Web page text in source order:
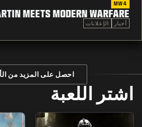
MW4
MEETS MODERN WARFARE
أخبار الإعلانات
احصل على المزيد من
اشتر اللعبة